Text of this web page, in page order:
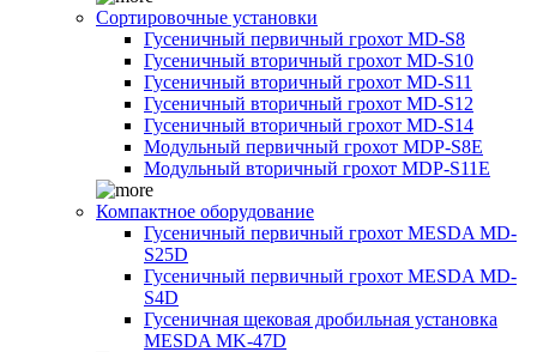
Сортировочные установки
Гусеничный первичный грохот MD-S8
Гусеничный вторичный грохот MD-S10
Гусеничный вторичный грохот MD-S11
Гусеничный вторичный грохот MD-S12
Гусеничный вторичный грохот MD-S14
Модульный первичный грохот MDP-S8E
Модульный вторичный грохот MDP-S11E
Компактное оборудование
Гусеничный первичный грохот MESDA MD-
S25D
Гусеничный первичный грохот MESDA MD-
S4D
Гусеничная щековая дробильная установка
MESDA MK-47D